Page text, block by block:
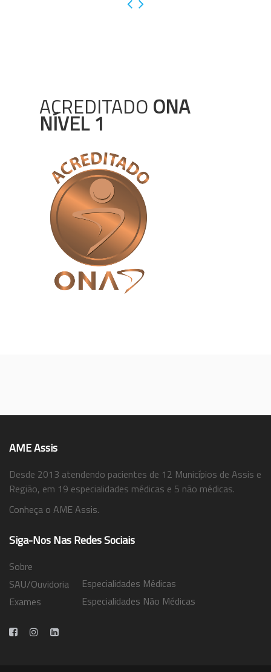
ACREDITADO ONA
NÍVEL 1
AME Assis
Desde 2013 atendendo pacientes de 12 Municípios de Assis e
Região, em 19 especialidades médicas e 5 não médicas.
Conheça o AME Assis.
Siga-Nos Nas Redes Sociais
Sobre
SAU/Ouvidoria
Exames
Especialidades Médicas
Especialidades Não Médicas